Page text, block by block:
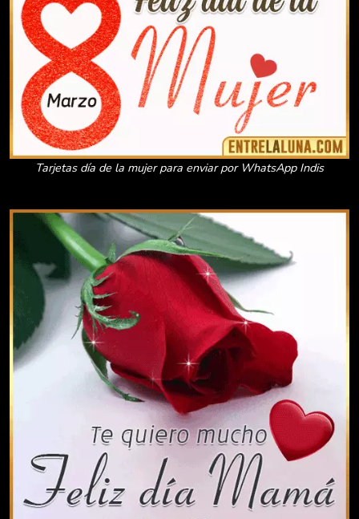
Tarjetas día de la mujer para enviar por WhatsApp Indis